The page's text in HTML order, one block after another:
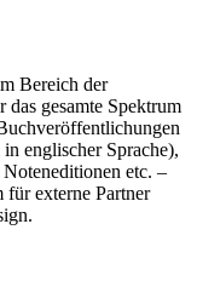
Bereich der
gesamte Spektrum
englischer Sprache),
etc. –
für externe Partner